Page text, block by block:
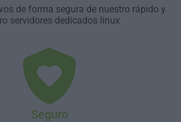
de forma segura de nuestro rápido y
servidores dedicados linux
Seguro